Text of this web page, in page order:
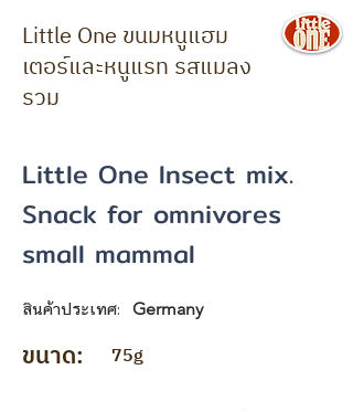
Little One ขนมหนูแฮม
เตอร์และหนูแรท รสแมลง
รวม
Little One Insect mix.
Snack for omnivores
small mammal
สินค้าประเทศ: Germany
ขนาด: 75g